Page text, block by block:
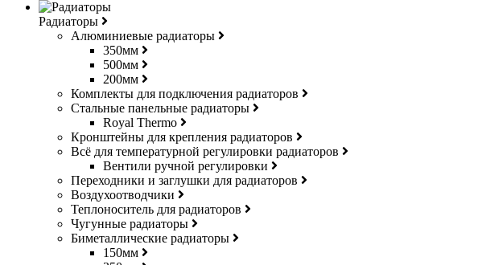
Радиаторы
Алюминиевые радиаторы
350мм
500мм
200мм
Комплекты для подключения радиаторов
Стальные панельные радиаторы
Royal Thermo
Кронштейны для крепления радиаторов
Всё для температурной регулировки радиаторов
Вентили ручной регулировки
Переходники и заглушки для радиаторов
Воздухоотводчики
Теплоноситель для радиаторов
Чугунные радиаторы
Биметаллические радиаторы
150мм